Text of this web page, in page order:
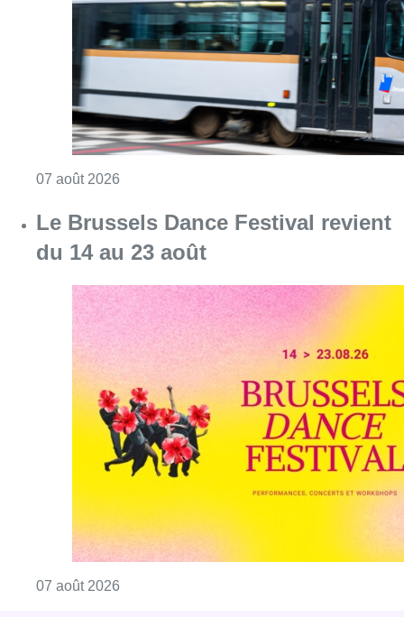
07 août 2026
Le Brussels Dance Festival revient
du 14 au 23 août
07 août 2026